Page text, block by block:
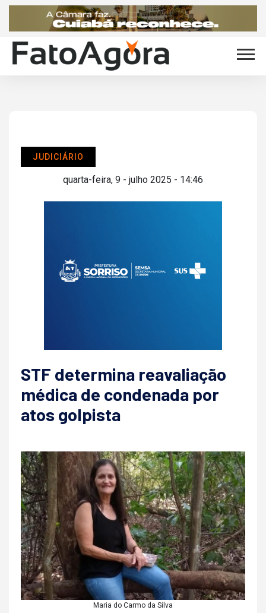
JUDICIÁRIO
quarta-feira, 9 - julho 2025 - 14:46
STF determina reavaliação
médica de condenada por
atos golpista
Maria do Carmo da Silva